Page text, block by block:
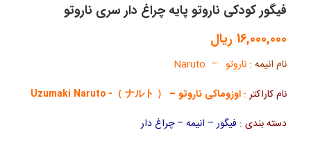
فیگور کودکی ناروتو پایه چراغ دار سری ناروتو
16,000,000 ریال
نام انیمه : ناروتو – Naruto
نام کاراکتر : اوزوماکی ناروتو – （ ナルト ）- Uzumaki Naruto
دسته بندی : فیگور – انیمه – چراغ دار